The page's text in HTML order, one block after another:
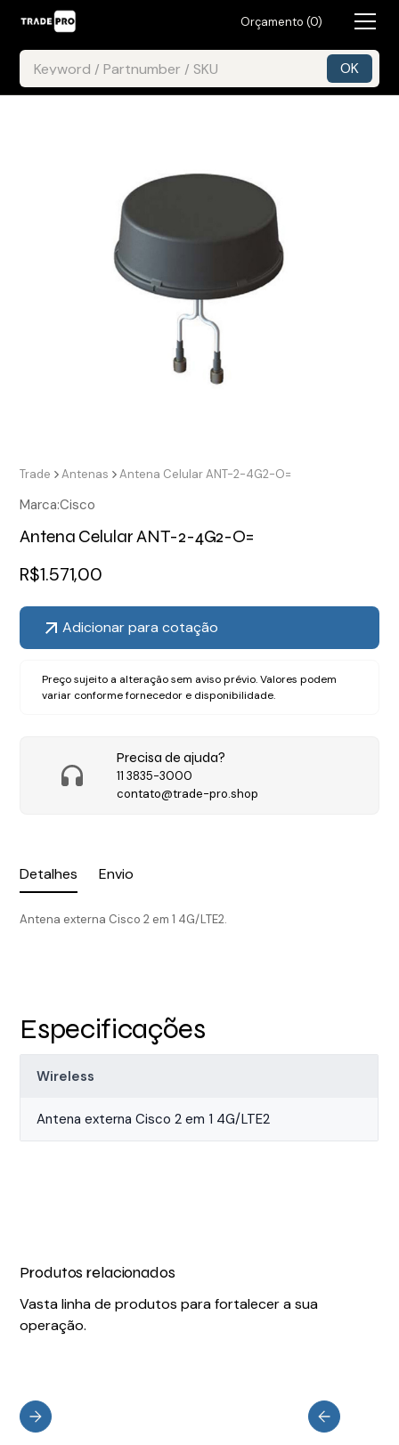
Orçamento (0)
Detalhes Envio
Antena externa Cisco 2 em 1 4G/LTE2.
Trade Antenas Antena Celular ANT-2-4G2-O=
Marca:Cisco
Antena Celular ANT-2-4G2-O=
R$1.571,00
Adicionar para cotação
Preço sujeito a alteração sem aviso prévio. Valores podem
variar conforme fornecedor e disponibilidade.
Precisa de ajuda?
11 3835-3000
contato@trade-pro.shop
Especificações
Wireless
Antena externa Cisco 2 em 1 4G/LTE2
Produtos relacionados
Vasta linha de produtos para fortalecer a sua
operação.